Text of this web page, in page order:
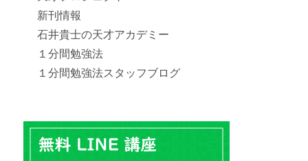
新刊情報
石井貴士の天才アカデミー
１分間勉強法
１分間勉強法スタッフブログ